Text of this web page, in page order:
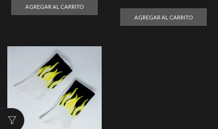
AGREGAR AL CARRITO
AGREGAR AL CARRITO